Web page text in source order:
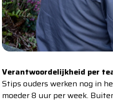
Verantwoordelijkheid per
Stips ouders werken nog in
moeder 8 uur per week.